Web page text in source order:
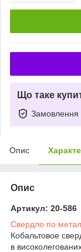
Що таке
Замовлення
Опис
Опис
Артикул: 20-586
Свердло по
Кобальтовое
в